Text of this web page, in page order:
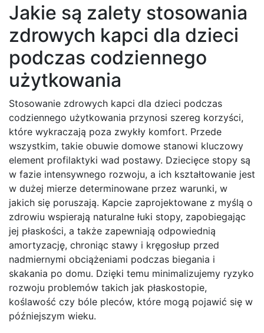
Jakie są zalety stosowania
zdrowych kapci dla dzieci
podczas codziennego
użytkowania
Stosowanie zdrowych kapci dla dzieci podczas
codziennego użytkowania przynosi szereg korzyści,
które wykraczają poza zwykły komfort. Przede
wszystkim, takie obuwie domowe stanowi kluczowy
element profilaktyki wad postawy. Dziecięce stopy są
w fazie intensywnego rozwoju, a ich kształtowanie jest
w dużej mierze determinowane przez warunki, w
jakich się poruszają. Kapcie zaprojektowane z myślą o
zdrowiu wspierają naturalne łuki stopy, zapobiegając
jej płaskości, a także zapewniają odpowiednią
amortyzację, chroniąc stawy i kręgosłup przed
nadmiernymi obciążeniami podczas biegania i
skakania po domu. Dzięki temu minimalizujemy ryzyko
rozwoju problemów takich jak płaskostopie,
koślawość czy bóle pleców, które mogą pojawić się w
późniejszym wieku.